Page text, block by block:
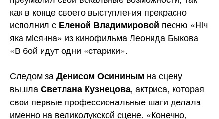
как в конце своего выступления прекрасно
исполнил с Еленой Владимировой песню «Нiч
яка мiсячна» из кинофильма Леонида Быкова
«В бой идут одни «старики».
Следом заДенисом Осининым на сцену
вышлаСветлана Кузнецова, актриса, которая
свои первые профессиональные шаги делала
именно на великолукской сцене. «Конечно,